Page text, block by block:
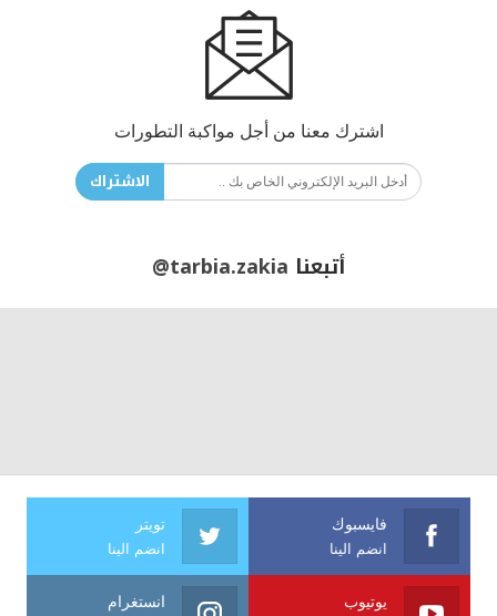
اشترك معنا من أجل مواكبة التطورات
الاشتراك
أتبعنا @tarbia.zakia
فايسبوك
انضم الينا
تويتر
انضم الينا
يوتيوب انستغرام